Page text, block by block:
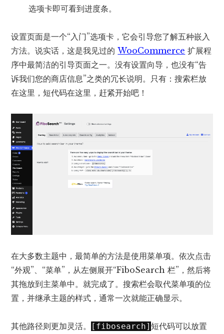
选项卡即可看到进度条。
设置页面是一个“入门”选项卡，它会引导您了解五种嵌入
方法。说实话，这是我见过的WooCommerce 扩展程
序中最简洁的引导页面之一。没有设置向导，也没有“告
诉我们您的商店信息”之类的冗长说明。只有：搜索栏放
在这里，短代码在这里，赶紧开始吧！
在大多数主题中，最简单的方法是使用菜单项。依次点击
“外观”、“菜单”，从左侧展开“FiboSearch 栏”，然后将
其拖放到主菜单中。就完成了。搜索栏会取代菜单项的位
置，并继承主题的样式，通常一次就能正确显示。
其他路径则更加灵活。 [fibosearch]短代码可以放置